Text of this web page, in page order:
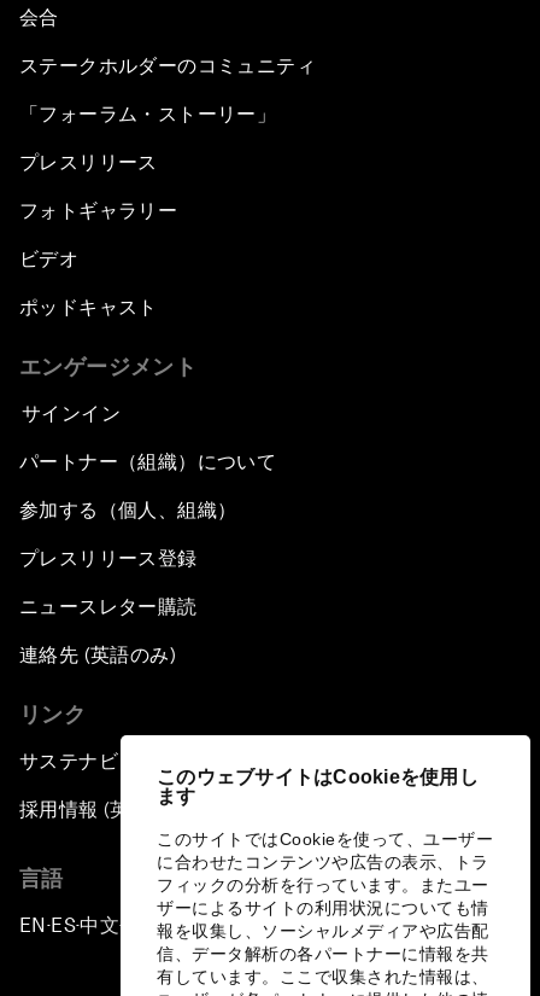
このウェブサイトはCookieを使用し
ます
このサイトではCookieを使って、ユーザー
に合わせたコンテンツや広告の表示、トラ
フィックの分析を行っています。またユー
ザーによるサイトの利用状況についても情
報を収集し、ソーシャルメディアや広告配
信、データ解析の各パートナーに情報を共
有しています。ここで収集された情報は、
会合
ステークホルダーのコミュニティ
「フォーラム・ストーリー」
プレスリリース
フォトギャラリー
ビデオ
ポッドキャスト
エンゲージメント
サインイン
パートナー（組織）について
参加する（個人、組織）
プレスリリース登録
ニュースレター購読
連絡先 (英語のみ)
リンク
サステナビリティへの取り組み
採用情報 (英語のみ)
言語
EN ▪ES▪中文▪ 日本語